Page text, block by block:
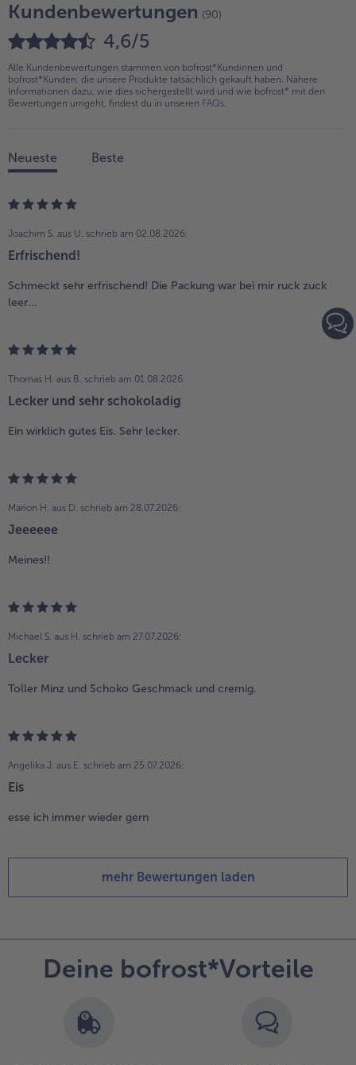
Kundenbewertungen (90)
4,6/5
Alle Kundenbewertungen stammen von bofrost*Kundinnen und
bofrost*Kunden, die unsere Produkte tatsächlich gekauft haben. Nähere
Informationen dazu, wie dies sichergestellt wird und wie bofrost* mit den
Bewertungen umgeht, findest du in unseren FAQs.
Neueste Beste
Joachim S. aus U. schrieb am 02.08.2026:
Erfrischend!
Schmeckt sehr erfrischend! Die Packung war bei mir ruck zuck
leer...
Thomas H. aus B. schrieb am 01.08.2026:
Lecker und sehr schokoladig
Ein wirklich gutes Eis. Sehr lecker.
Marion H. aus D. schrieb am 28.07.2026:
Jeeeeee
Meines!!
Michael S. aus H. schrieb am 27.07.2026:
Lecker
Toller Minz und Schoko Geschmack und cremig.
Angelika J. aus E. schrieb am 25.07.2026:
Eis
esse ich immer wieder gern
mehr Bewertungen laden
Deine bofrost*Vorteile